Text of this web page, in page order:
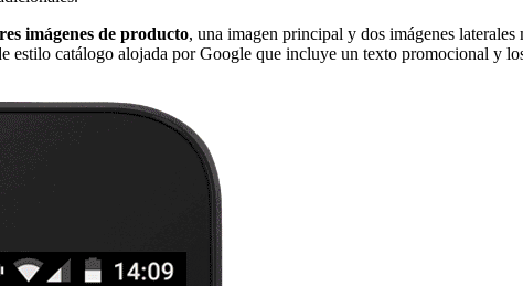
imágenes de producto, una imagen principal y dos imágenes laterales
estilo catálogo alojada por Google que incluye un texto promocional y